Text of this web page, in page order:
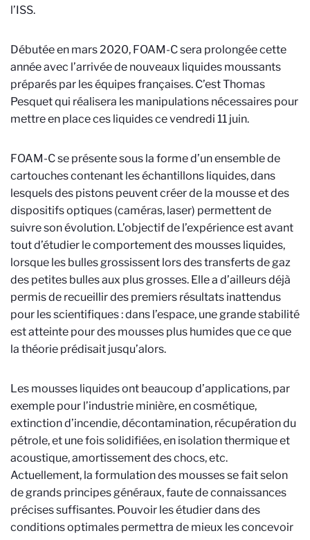
l’ISS.
Débutée en mars 2020, FOAM-C sera prolongée cette
année avec l’arrivée de nouveaux liquides moussants
préparés par les équipes françaises. C’est Thomas
Pesquet qui réalisera les manipulations nécessaires pour
mettre en place ces liquides ce vendredi 11 juin.
FOAM-C se présente sous la forme d’un ensemble de
cartouches contenant les échantillons liquides, dans
lesquels des pistons peuvent créer de la mousse et des
dispositifs optiques (caméras, laser) permettent de
suivre son évolution. L’objectif de l’expérience est avant
tout d’étudier le comportement des mousses liquides,
lorsque les bulles grossissent lors des transferts de gaz
des petites bulles aux plus grosses. Elle a d’ailleurs déjà
permis de recueillir des premiers résultats inattendus
pour les scientifiques : dans l’espace, une grande stabilité
est atteinte pour des mousses plus humides que ce que
la théorie prédisait jusqu’alors.
Les mousses liquides ont beaucoup d’applications, par
exemple pour l’industrie minière, en cosmétique,
extinction d’incendie, décontamination, récupération du
pétrole, et une fois solidifiées, en isolation thermique et
acoustique, amortissement des chocs, etc.
Actuellement, la formulation des mousses se fait selon
de grands principes généraux, faute de connaissances
précises suffisantes. Pouvoir les étudier dans des
conditions optimales permettra de mieux les concevoir